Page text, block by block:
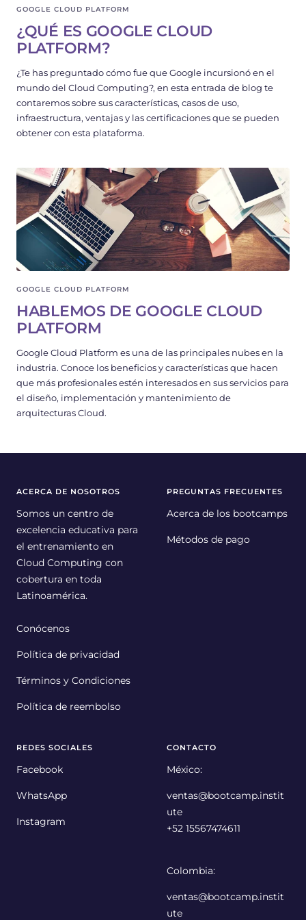
GOOGLE CLOUD PLATFORM
¿QUÉ ES GOOGLE CLOUD
PLATFORM?
¿Te has preguntado cómo fue que Google incursionó en el
mundo del Cloud Computing?, en esta entrada de blog te
contaremos sobre sus características, casos de uso,
infraestructura, ventajas y las certificaciones que se pueden
obtener con esta plataforma.
GOOGLE CLOUD PLATFORM
HABLEMOS DE GOOGLE CLOUD
PLATFORM
Google Cloud Platform es una de las principales nubes en la
industria. Conoce los beneficios y características que hacen
que más profesionales estén interesados en sus servicios para
el diseño, implementación y mantenimiento de
arquitecturas Cloud.
ACERCA DE NOSOTROS
Somos un centro de
excelencia educativa para
el entrenamiento en
Cloud Computing con
cobertura en toda
Latinoamérica.
Conócenos
Política de privacidad
Términos y Condiciones
Política de reembolso
PREGUNTAS FRECUENTES
Acerca de los bootcamps
Métodos de pago
REDES SOCIALES
Facebook
WhatsApp
Instagram
CONTACTO
México:
ventas@bootcamp.instit
ute
+52 15567474611
Colombia:
ventas@bootcamp.instit
ute